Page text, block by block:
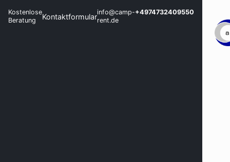
Kostenlose
Beratung
Kontaktformularinfo@camp-
rent.de
+4974732409550